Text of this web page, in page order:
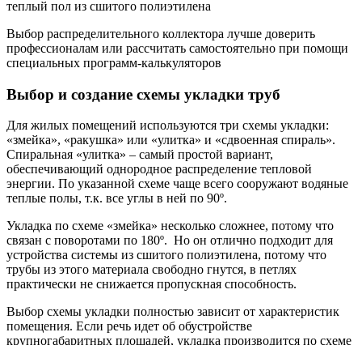
Выбор распределительного коллектора лучше доверить
профессионалам или рассчитать самостоятельно при помощи
специальных программ-калькуляторов
Выбор и создание схемы укладки труб
Для жилых помещений используются три схемы укладки:
«змейка», «ракушка» или «улитка» и «сдвоенная спираль».
Спиральная «улитка» – самый простой вариант,
обеспечивающий однородное распределение тепловой
энергии. По указанной схеме чаще всего сооружают водяные
теплые полы, т.к. все углы в ней по 90º.
Укладка по схеме «змейка» несколько сложнее, потому что
связан с поворотами по 180º. Но он отлично подходит для
устройства системы из сшитого полиэтилена, потому что
трубы из этого материала свободно гнутся, в петлях
практически не снижается пропускная способность.
Выбор схемы укладки полностью зависит от характеристик
помещения. Если речь идет об обустройстве
крупногабаритных площадей, укладка производится по схеме